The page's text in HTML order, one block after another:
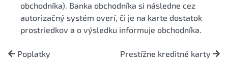
obchodníka). Banka obchodníka si následne cez
autorizačný systém overí, či je na karte dostatok
prostriedkov a o výsledku informuje obchodníka.
Poplatky Prestížne kreditné karty